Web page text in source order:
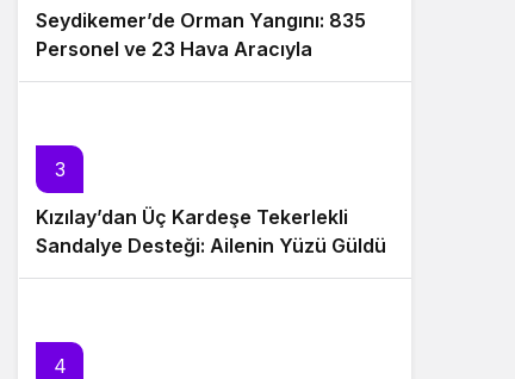
Seydikemer’de Orman Yangını: 835
Personel ve 23 Hava Aracıyla
Müdahale Sürüyor
3
Kızılay’dan Üç Kardeşe Tekerlekli
Sandalye Desteği: Ailenin Yüzü Güldü
4